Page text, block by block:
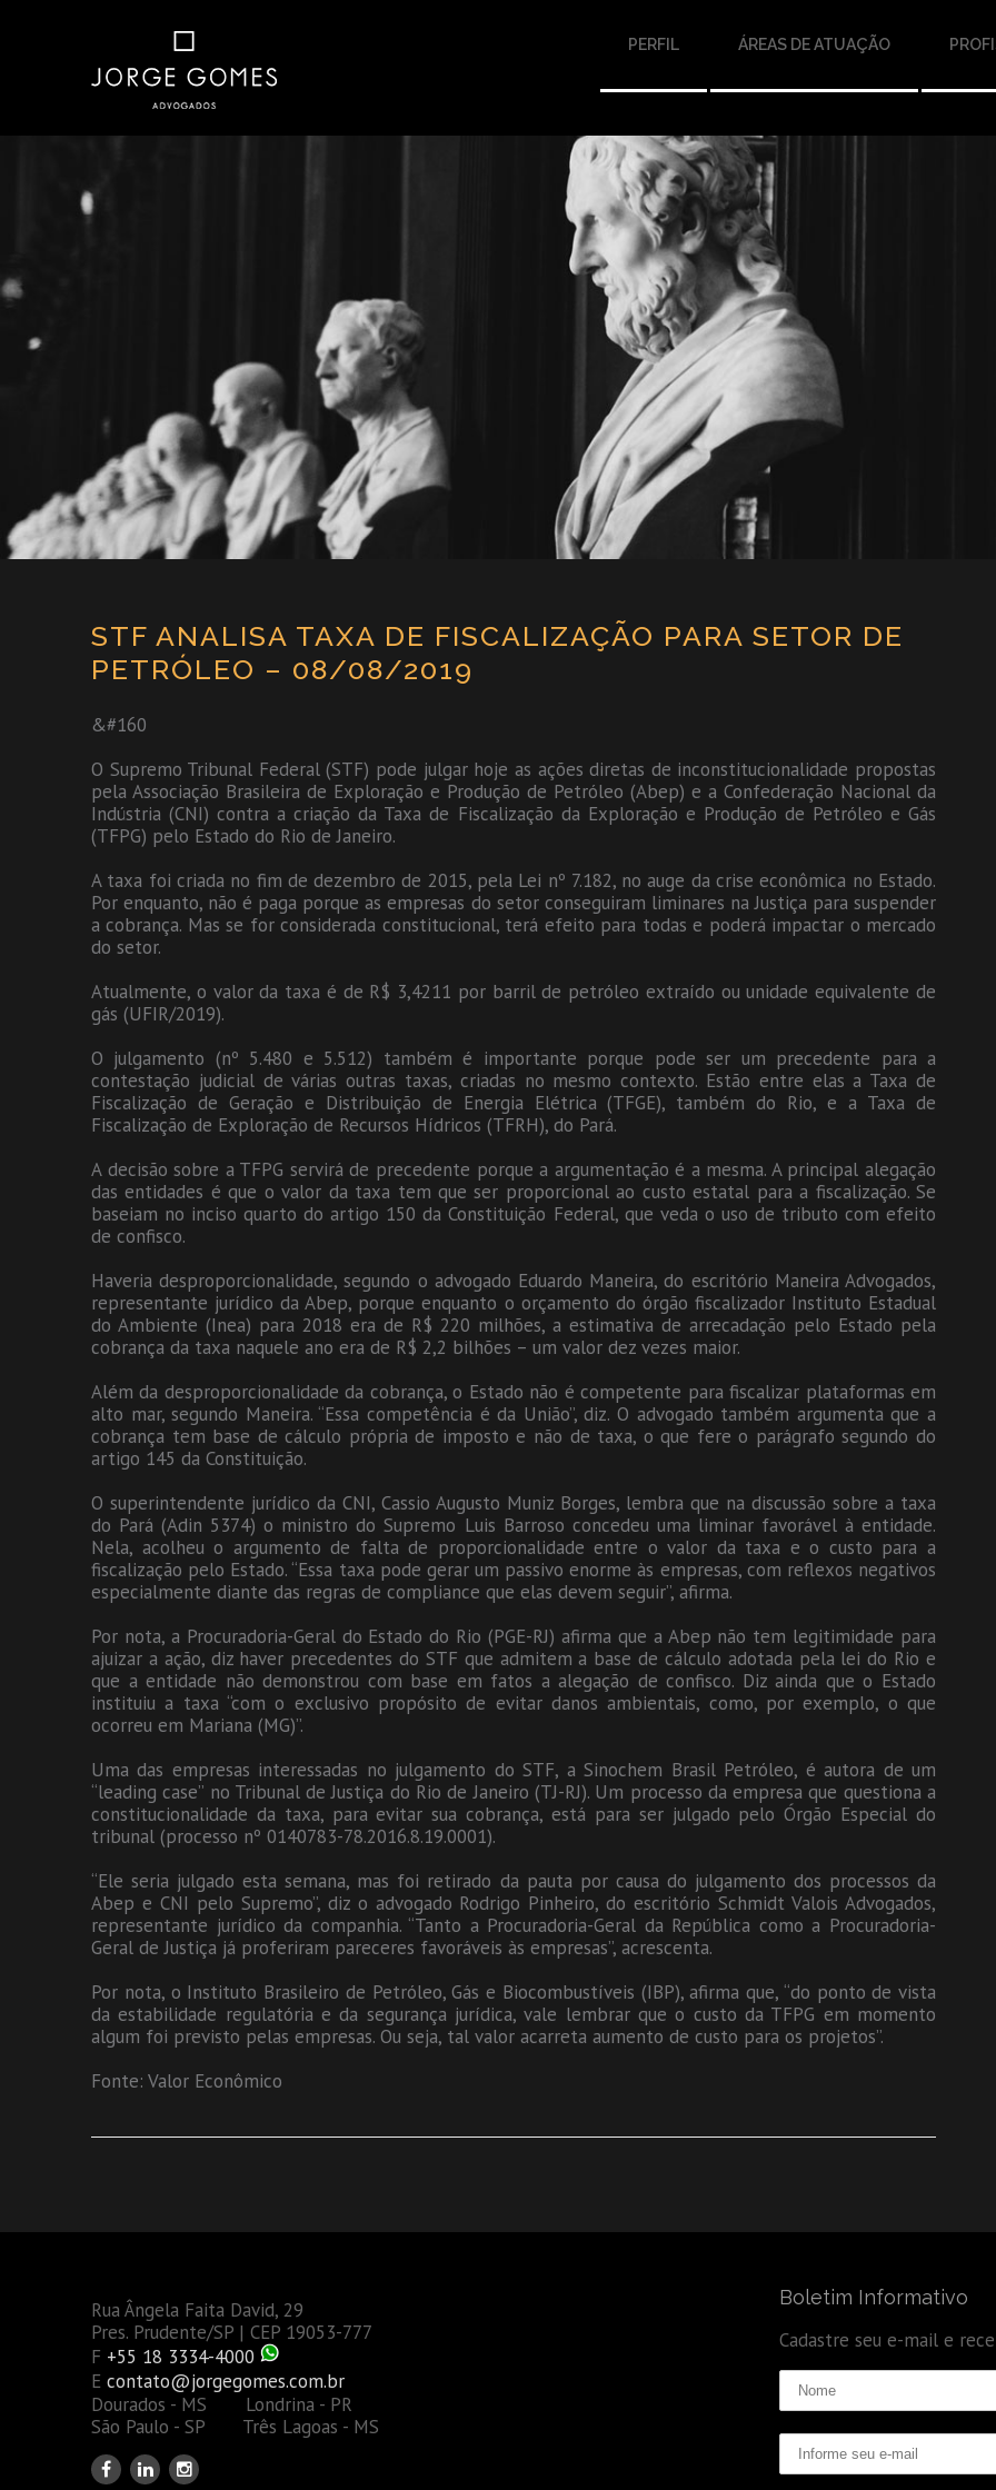
PERFIL ÁREAS DE ATUAÇÃO
STF ANALISA TAXA DE FISCALIZAÇÃO PARA SETOR DE
PETRÓLEO – 08/08/2019
&#160
O Supremo Tribunal Federal (STF) pode julgar hoje as ações diretas de inconstitucionalidade propostas
pela Associação Brasileira de Exploração e Produção de Petróleo (Abep) e a Confederação Nacional da
Indústria (CNI) contra a criação da Taxa de Fiscalização da Exploração e Produção de Petróleo e Gás
(TFPG) pelo Estado do Rio de Janeiro.
A taxa foi criada no fim de dezembro de 2015, pela Lei nº 7.182, no auge da crise econômica no Estado.
Por enquanto, não é paga porque as empresas do setor conseguiram liminares na Justiça para suspender
a cobrança. Mas se for considerada constitucional, terá efeito para todas e poderá impactar o mercado
do setor.
Atualmente, o valor da taxa é de R$ 3,4211 por barril de petróleo extraído ou unidade equivalente de
gás (UFIR/2019).
O julgamento (nº 5.480 e 5.512) também é importante porque pode ser um precedente para a
contestação judicial de várias outras taxas, criadas no mesmo contexto. Estão entre elas a Taxa de
Fiscalização de Geração e Distribuição de Energia Elétrica (TFGE), também do Rio, e a Taxa de
Fiscalização de Exploração de Recursos Hídricos (TFRH), do Pará.
A decisão sobre a TFPG servirá de precedente porque a argumentação é a mesma. A principal alegação
das entidades é que o valor da taxa tem que ser proporcional ao custo estatal para a fiscalização. Se
baseiam no inciso quarto do artigo 150 da Constituição Federal, que veda o uso de tributo com efeito
de confisco.
Haveria desproporcionalidade, segundo o advogado Eduardo Maneira, do escritório Maneira Advogados,
representante jurídico da Abep, porque enquanto o orçamento do órgão fiscalizador Instituto Estadual
do Ambiente (Inea) para 2018 era de R$ 220 milhões, a estimativa de arrecadação pelo Estado pela
cobrança da taxa naquele ano era de R$ 2,2 bilhões – um valor dez vezes maior.
Além da desproporcionalidade da cobrança, o Estado não é competente para fiscalizar plataformas em
alto mar, segundo Maneira. “Essa competência é da União”, diz. O advogado também argumenta que a
cobrança tem base de cálculo própria de imposto e não de taxa, o que fere o parágrafo segundo do
artigo 145 da Constituição.
O superintendente jurídico da CNI, Cassio Augusto Muniz Borges, lembra que na discussão sobre a taxa
do Pará (Adin 5374) o ministro do Supremo Luis Barroso concedeu uma liminar favorável à entidade.
Nela, acolheu o argumento de falta de proporcionalidade entre o valor da taxa e o custo para a
fiscalização pelo Estado. “Essa taxa pode gerar um passivo enorme às empresas, com reflexos negativos
especialmente diante das regras de compliance que elas devem seguir”, afirma.
Por nota, a Procuradoria-Geral do Estado do Rio (PGE-RJ) afirma que a Abep não tem legitimidade para
ajuizar a ação, diz haver precedentes do STF que admitem a base de cálculo adotada pela lei do Rio e
que a entidade não demonstrou com base em fatos a alegação de confisco. Diz ainda que o Estado
instituiu a taxa “com o exclusivo propósito de evitar danos ambientais, como, por exemplo, o que
ocorreu em Mariana (MG)”.
Uma das empresas interessadas no julgamento do STF, a Sinochem Brasil Petróleo, é autora de um
“leading case” no Tribunal de Justiça do Rio de Janeiro (TJ-RJ). Um processo da empresa que questiona a
constitucionalidade da taxa, para evitar sua cobrança, está para ser julgado pelo Órgão Especial do
tribunal (processo nº 0140783-78.2016.8.19.0001).
“Ele seria julgado esta semana, mas foi retirado da pauta por causa do julgamento dos processos da
Abep e CNI pelo Supremo”, diz o advogado Rodrigo Pinheiro, do escritório Schmidt Valois Advogados,
representante jurídico da companhia. “Tanto a Procuradoria-Geral da República como a Procuradoria-
Geral de Justiça já proferiram pareceres favoráveis às empresas”, acrescenta.
Por nota, o Instituto Brasileiro de Petróleo, Gás e Biocombustíveis (IBP), afirma que, “do ponto de vista
da estabilidade regulatória e da segurança jurídica, vale lembrar que o custo da TFPG em momento
algum foi previsto pelas empresas. Ou seja, tal valor acarreta aumento de custo para os projetos”.
Fonte: Valor Econômico
Rua Ângela Faita David, 29
Pres. Prudente/SP | CEP 19053-777
F +55 18 3334-4000
E contato@jorgegomes.com.br
Dourados - MS Londrina - PR
São Paulo - SP Três Lagoas - MS
Boletim Informativo
Cadastre seu e-mail e